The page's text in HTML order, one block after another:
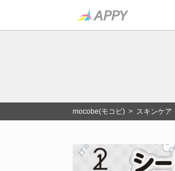
mocobe(モコビ) > スキンケア